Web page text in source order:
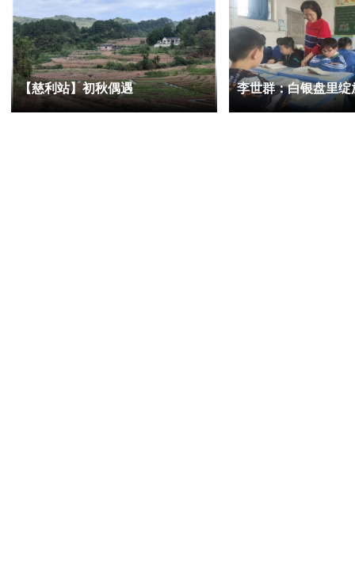
【慈利站】初秋偶遇 李世群：白银盘里绽